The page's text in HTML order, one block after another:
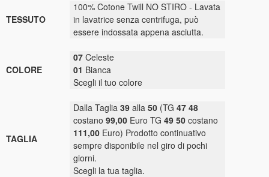
TESSUTO
100% Cotone Twill NO STIRO - Lavata
in lavatrice senza centrifuga, può
essere indossata appena asciutta.
COLORE
07 Celeste
01 Bianca
Scegli il tuo colore
TAGLIA
Dalla Taglia 39 alla 50 (TG 47 48
costano 99,00 Euro TG 49 50 costano
111,00 Euro) Prodotto continuativo
sempre disponibile nel giro di pochi
giorni.
Scegli la tua taglia.